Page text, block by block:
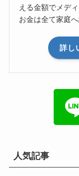
える金額でメデ
お金は全て家庭へ
詳し
人気記事